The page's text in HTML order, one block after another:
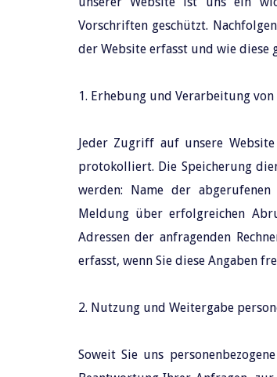
Vorschriften geschützt.
der Website erfasst und wie diese
1. Erhebung und Verarbeitung von
Jeder Zugriff auf unsere
protokolliert. Die Speicherung
werden: Name der
Meldung über erfolgreichen
Adressen der anfragenden
erfasst, wenn Sie diese Angaben
2. Nutzung und Weitergabe
Soweit Sie uns